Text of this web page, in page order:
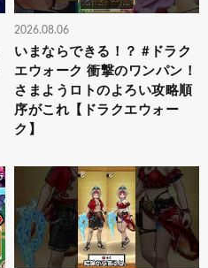
2026.08.06
いまならできる！？ #ドラク
エウォーク 衝撃のワンパン！
さまようロトのよろい攻略順
序がこれ【ドラクエウォー
ク】